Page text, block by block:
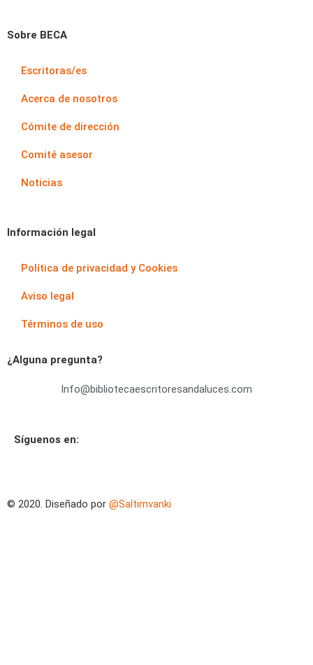
Sobre BECA
Escritoras/es
Acerca de nosotros
Cómite de dirección
Comité asesor
Noticias
Información legal
Política de privacidad y Cookies
Aviso legal
Términos de uso
¿Alguna pregunta?
Info@bibliotecaescritoresandaluces.com
© 2020. Diseñado por @Saltimvanki
Síguenos en: